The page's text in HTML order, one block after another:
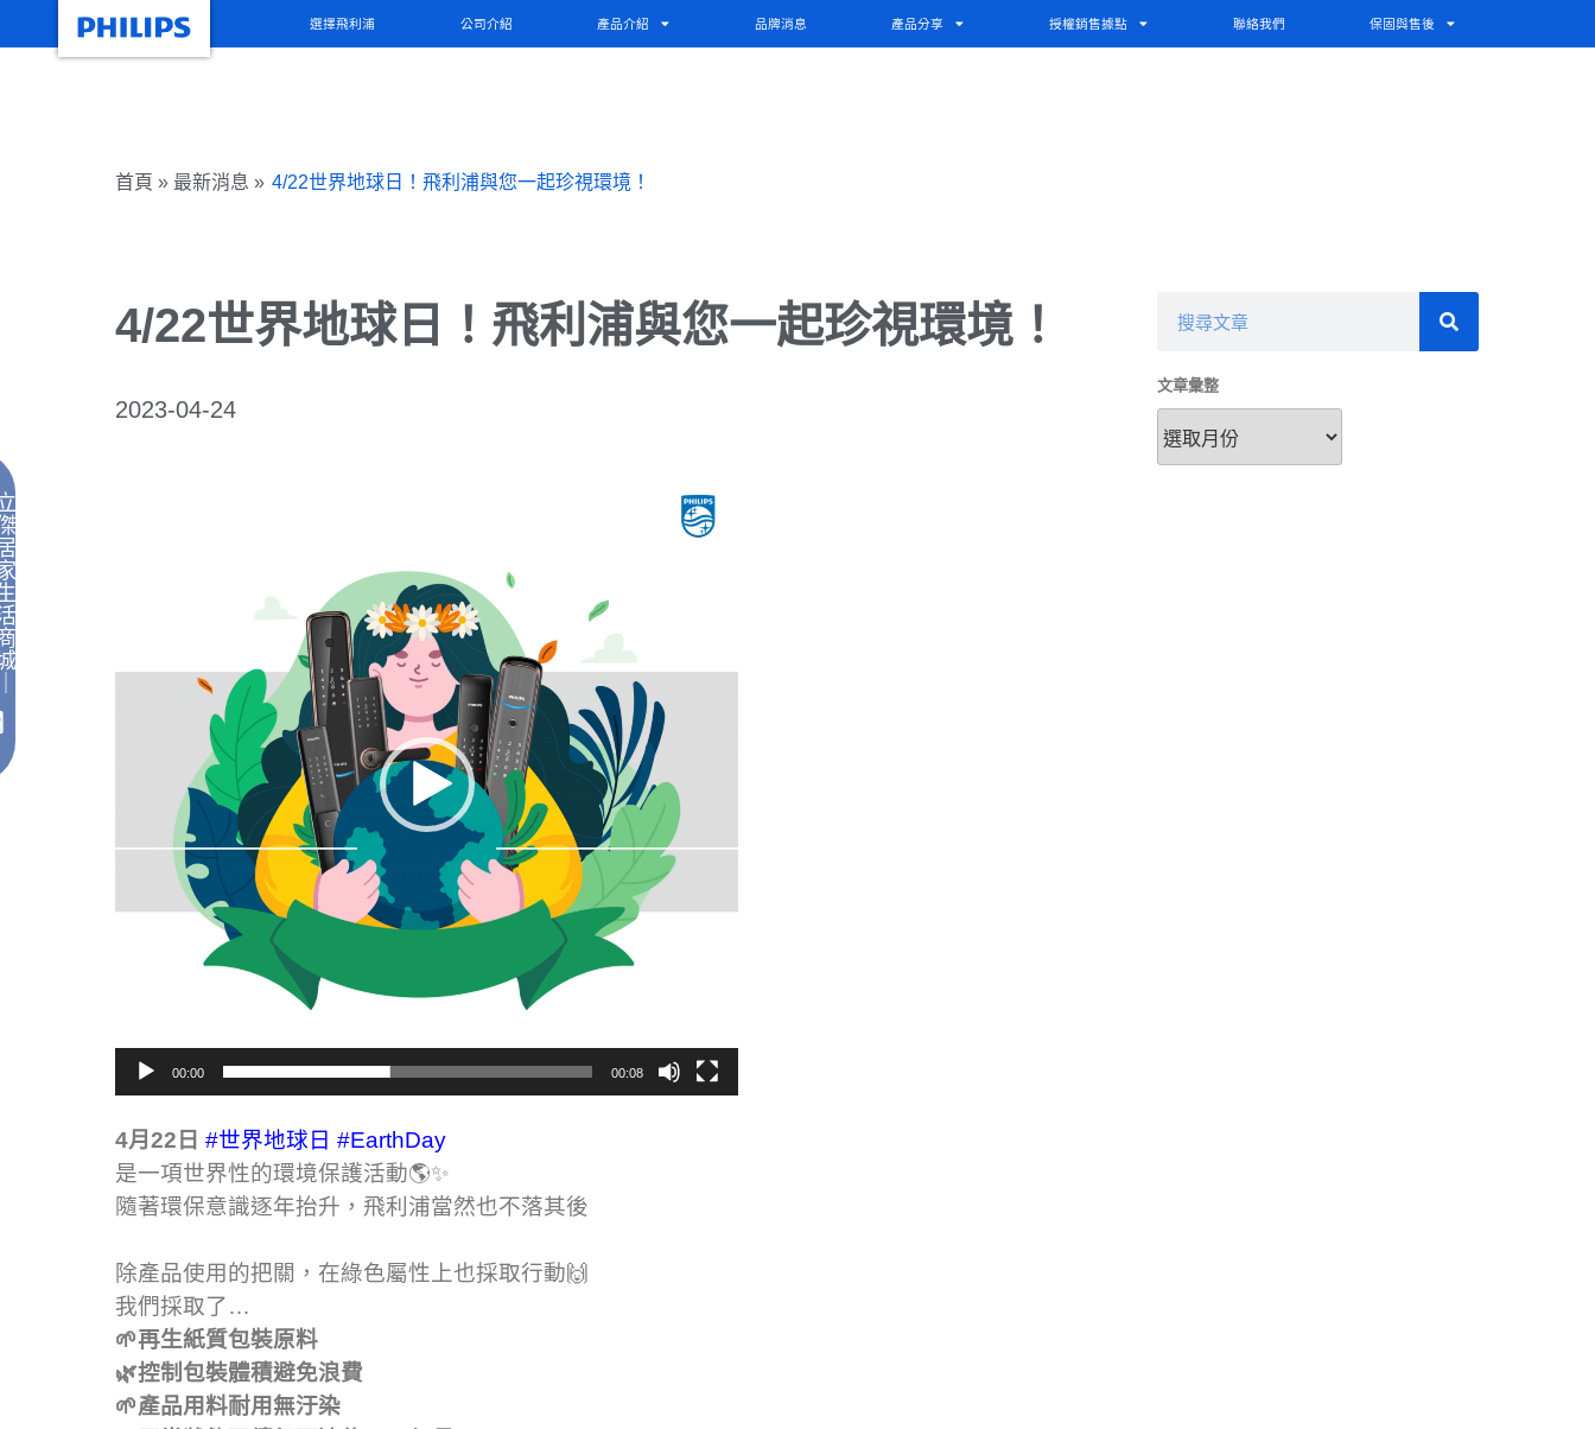
選擇飛利浦 公司介紹 產品介紹 品牌消息 產品分享 授權銷售據點 聯絡我們 保固與售後
首頁 » 最新消息 » 4/22世界地球日！飛利浦與您一起珍視環境！
4/22世界地球日！飛利浦與您一起珍視環境！
2023-04-24
00:00 00:08
4月22日 #世界地球日 #EarthDay
是一項世界性的環境保護活動🌎✨
隨著環保意識逐年抬升，飛利浦當然也不落其後
除產品使用的把關，在綠色屬性上也採取行動🙌
我們採取了…
🌱再生紙質包裝原料
🌿控制包裝體積避免浪費
🌱產品用料耐用無汙染
文章彙整